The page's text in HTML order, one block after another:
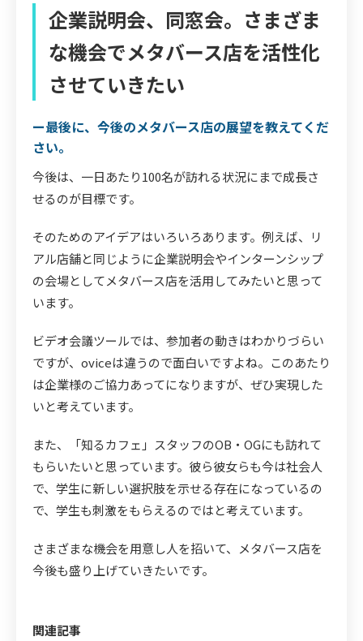
企業説明会、同窓会。さまざま
な機会でメタバース店を活性化
させていきたい
ー最後に、今後のメタバース店の展望を教えてくだ
さい。
今後は、一日あたり100名が訪れる状況にまで成長さ
せるのが目標です。
そのためのアイデアはいろいろあります。例えば、リ
アル店舗と同じように企業説明会やインターンシップ
の会場としてメタバース店を活用してみたいと思って
います。
ビデオ会議ツールでは、参加者の動きはわかりづらい
ですが、oviceは違うので面白いですよね。このあたり
は企業様のご協力あってになりますが、ぜひ実現した
いと考えています。
また、「知るカフェ」スタッフのOB・OGにも訪れて
もらいたいと思っています。彼ら彼女らも今は社会人
で、学生に新しい選択肢を示せる存在になっているの
で、学生も刺激をもらえるのではと考えています。
さまざまな機会を用意し人を招いて、メタバース店を
今後も盛り上げていきたいです。
関連記事